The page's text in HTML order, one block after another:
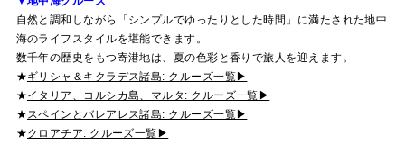
自然と調和しながら「シンプルでゆったりとした時間」に満たされた地中
海のライフスタイルを堪能できます。
数千年の歴史をもつ寄港地は、夏の色彩と香りで旅人を迎えます。
★ギリシャ＆キクラデス諸島: クルーズ一覧▶
★イタリア、コルシカ島、マルタ: クルーズ一覧▶
★ スペインとバレアレス諸島: クルーズ一覧▶
★クロアチア: クルーズ一覧▶